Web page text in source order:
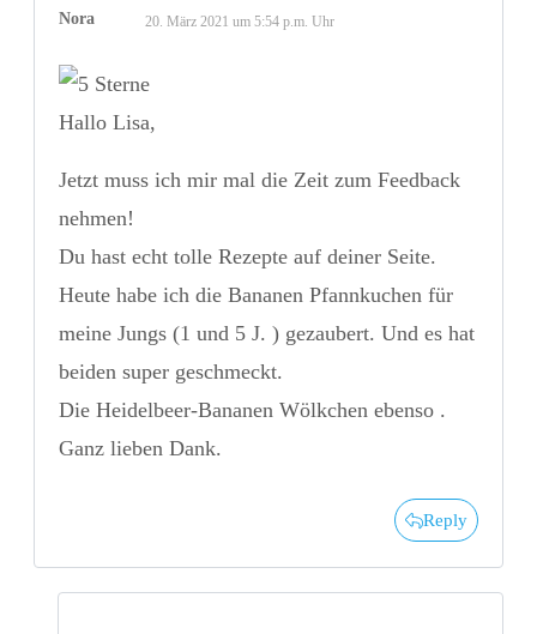
Nora 20. März 2021 um 5:54 p.m. Uhr
Hallo Lisa,
Jetzt muss ich mir mal die Zeit zum Feedback
nehmen!
Du hast echt tolle Rezepte auf deiner Seite.
Heute habe ich die Bananen Pfannkuchen für
meine Jungs (1 und 5 J. ) gezaubert. Und es hat
beiden super geschmeckt.
Die Heidelbeer-Bananen Wölkchen ebenso .
Ganz lieben Dank.
Reply